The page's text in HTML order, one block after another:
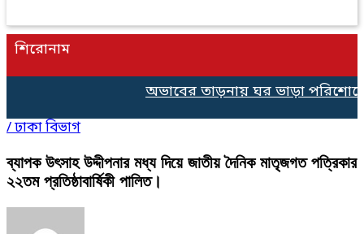
শিরোনাম
অভাবের তাড়নায় ঘর ভাড়া পরিশোধে
/ঢাকা বিভাগ
ব্যাপক উৎসাহ উদ্দীপনার মধ্য দিয়ে জাতীয় দৈনিক মাতৃজগত পত্রিকার
২২তম প্রতিষ্ঠাবার্ষিকী পালিত।